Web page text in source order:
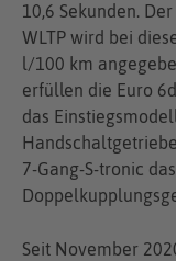
10,6 Sekunden.
WLTP wird bei
l/100 km
erfüllen die Euro
das
7-Gang-S-tronic
Seit November